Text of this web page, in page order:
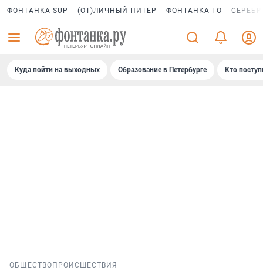
ФОНТАНКА SUP (ОТ)ЛИЧНЫЙ ПИТЕР ФОНТАНКА ГО
Куда пойти на выходных Образование в Петербурге Кто
ОБЩЕСТВО ПРОИСШЕСТВИЯ